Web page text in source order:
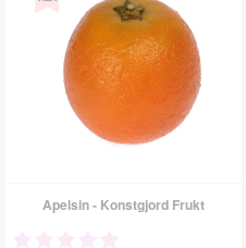
Apelsin - Konstgjord Frukt